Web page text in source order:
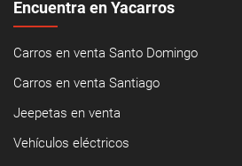
Encuentra en Yacarros
Carros en venta Santo Domingo
Carros en venta Santiago
Jeepetas en venta
Vehículos eléctricos